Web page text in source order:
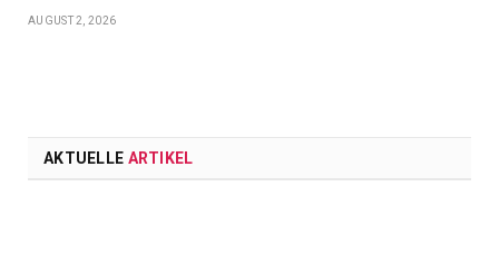
AUGUST 2, 2026
AKTUELLE ARTIKEL